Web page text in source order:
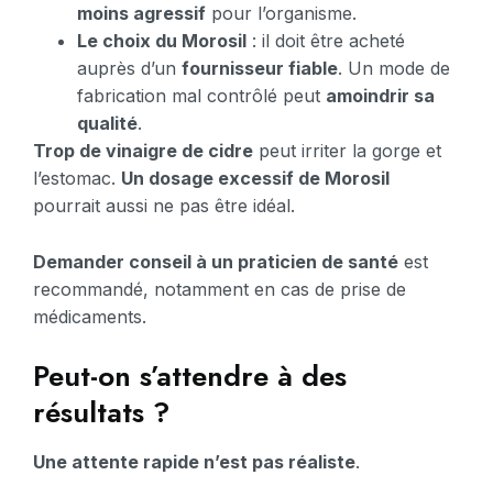
moins agressif pour l’organisme.
Le choix du Morosil : il doit être acheté
auprès d’un fournisseur fiable. Un mode de
fabrication mal contrôlé peut amoindrir sa
qualité.
Trop de vinaigre de cidre peut irriter la gorge et
l’estomac. Un dosage excessif de Morosil
pourrait aussi ne pas être idéal.
Demander conseil à un praticien de santé est
recommandé, notamment en cas de prise de
médicaments.
Peut-on s’attendre à des
résultats ?
Une attente rapide n’est pas réaliste.